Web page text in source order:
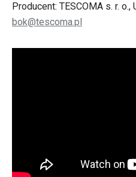
Producent: TESCOMA s. r.
bok@tescoma.pl